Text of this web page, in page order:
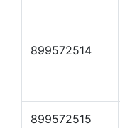
899572514
899572515